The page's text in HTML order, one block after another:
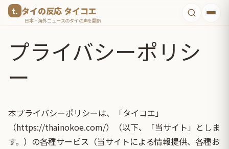
タイの反応 タイコエ
日本・海外ニュースのタイの声を翻訳
プライバシーポリシ
ー
本プライバシーポリシーは、「タイコエ」
（https://thainokoe.com/）（以下、「当サイト」としま
す。）の各種サービス（当サイトによる情報提供、各種お